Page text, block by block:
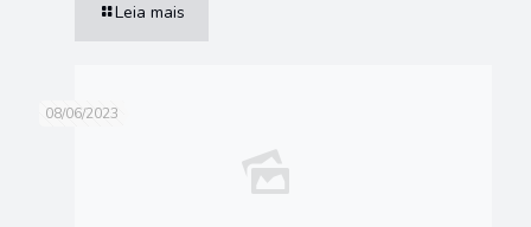
Leia mais
08/06/2023